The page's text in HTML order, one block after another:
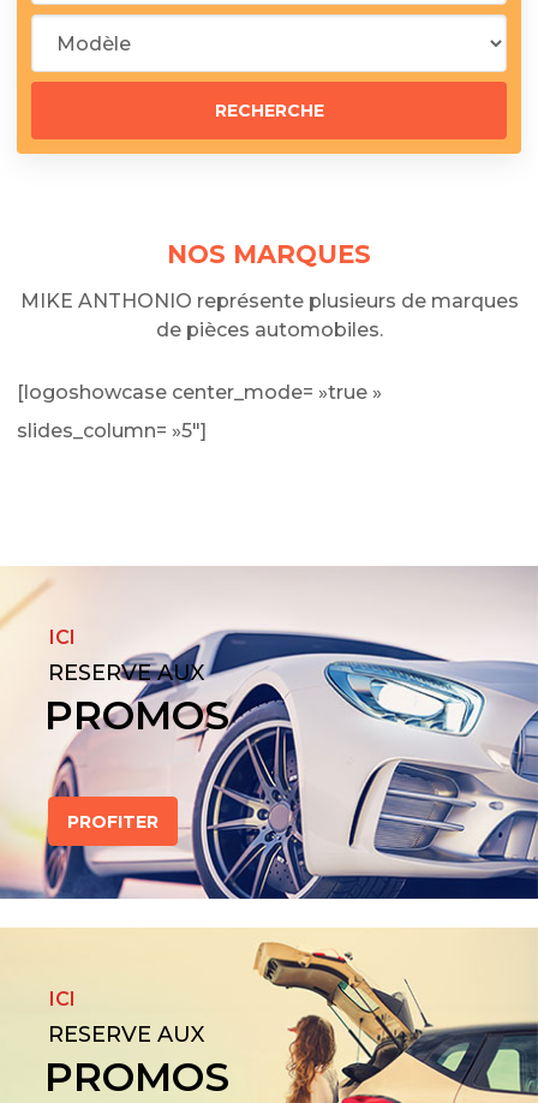
NOS MARQUES
MIKE ANTHONIO représente plusieurs de marques
de pièces automobiles.
[logoshowcase center_mode= »true »
slides_column= »5″]
ICI
RESERVE AUX
PROMOS
PROFITER
ICI
RESERVE AUX
PROMOS